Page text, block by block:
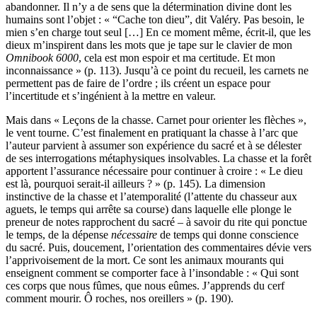
abandonner. Il n’y a de sens que la détermination divine dont les
humains sont l’objet : « “Cache ton dieu”, dit Valéry. Pas besoin, le
mien s’en charge tout seul […] En ce moment même, écrit-il, que les
dieux m’inspirent dans les mots que je tape sur le clavier de mon
Omnibook 6000, cela est mon espoir et ma certitude. Et mon
inconnaissance » (p. 113). Jusqu’à ce point du recueil, les carnets ne
permettent pas de faire de l’ordre ; ils créent un espace pour
l’incertitude et s’ingénient à la mettre en valeur.
Mais dans « Leçons de la chasse. Carnet pour orienter les flèches »,
le vent tourne. C’est finalement en pratiquant la chasse à l’arc que
l’auteur parvient à assumer son expérience du sacré et à se délester
de ses interrogations métaphysiques insolvables. La chasse et la forêt
apportent l’assurance nécessaire pour continuer à croire : « Le dieu
est là, pourquoi serait-il ailleurs ? » (p. 145). La dimension
instinctive de la chasse et l’atemporalité (l’attente du chasseur aux
aguets, le temps qui arrête sa course) dans laquelle elle plonge le
preneur de notes rapprochent du sacré – à savoir du rite qui ponctue
le temps, de la dépense nécessaire de temps qui donne conscience
du sacré. Puis, doucement, l’orientation des commentaires dévie vers
l’apprivoisement de la mort. Ce sont les animaux mourants qui
enseignent comment se comporter face à l’insondable : « Qui sont
ces corps que nous fûmes, que nous eûmes. J’apprends du cerf
comment mourir. Ô roches, nos oreillers » (p. 190).